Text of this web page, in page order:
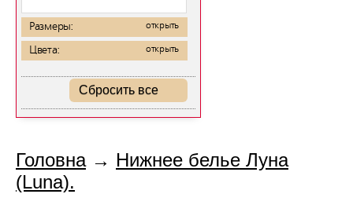
Размеры: открыть
Цвета: открыть
Сбросить все
Головна→ Нижнее белье Луна
(Luna).